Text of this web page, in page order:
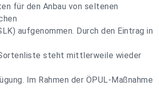
für den Anbau von seltenen
aufgenommen. Durch den Eintrag in
steht mittlerweile wieder
Im Rahmen der ÖPUL-Maßnahme